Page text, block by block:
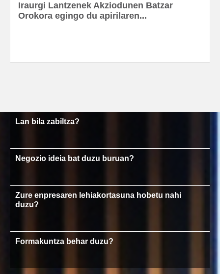
Iraurgi Lantzenek Akziodunen Batzar
Orokora egingo du apirilaren...
Lan bila zabiltza?
Negozio ideia bat duzu buruan?
Zure enpresaren lehiakortasuna hobetu nahi
duzu?
Formakuntza behar duzu?